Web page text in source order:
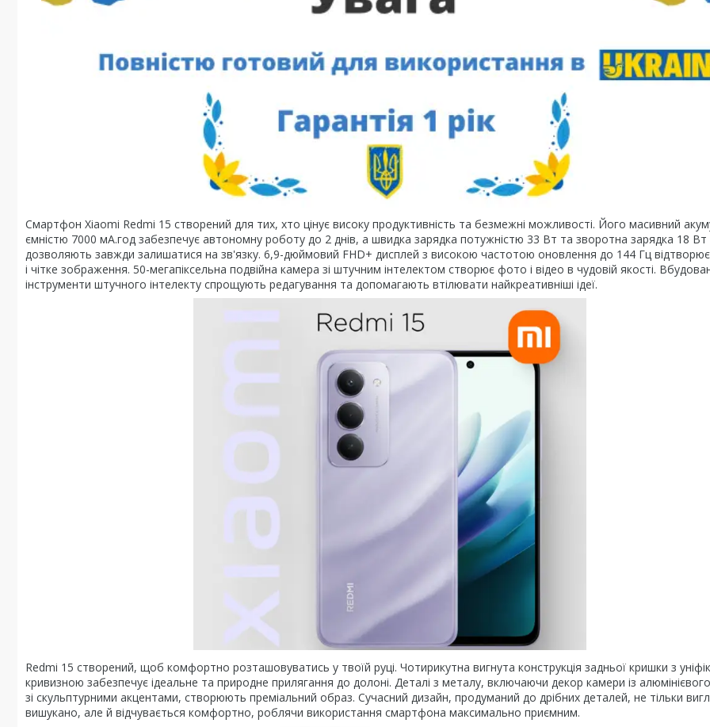
Смартфон Xiaomi Redmi 15 створений для тих, хто цінує високу продуктивність та безмежні можливості. Його масивний
ємністю 7000 мА.год забезпечує автономну роботу до 2 днів, а швидка зарядка потужністю 33 Вт та зворотна зарядка 18 Вт
дозволяють завжди залишатися на зв'язку. 6,9-дюймовий FHD+ дисплей з високою частотою оновлення до 144 Гц
і чітке зображення. 50-мегапіксельна подвійна камера зі штучним інтелектом створює фото і відео в чудовій якості.
інструменти штучного інтелекту спрощують редагування та допомагають втілювати найкреативніші ідеї.
Redmi 15 створений, щоб комфортно розташовуватись у твоїй руці. Чотирикутна вигнута конструкція задньої кришки з
кривизною забезпечує ідеальне та природне прилягання до долоні. Деталі з металу, включаючи декор камери із
зі скульптурними акцентами, створюють преміальний образ. Сучасний дизайн, продуманий до дрібних деталей, не тільки
вишукано, але й відчувається комфортно, роблячи використання смартфона максимально приємним.